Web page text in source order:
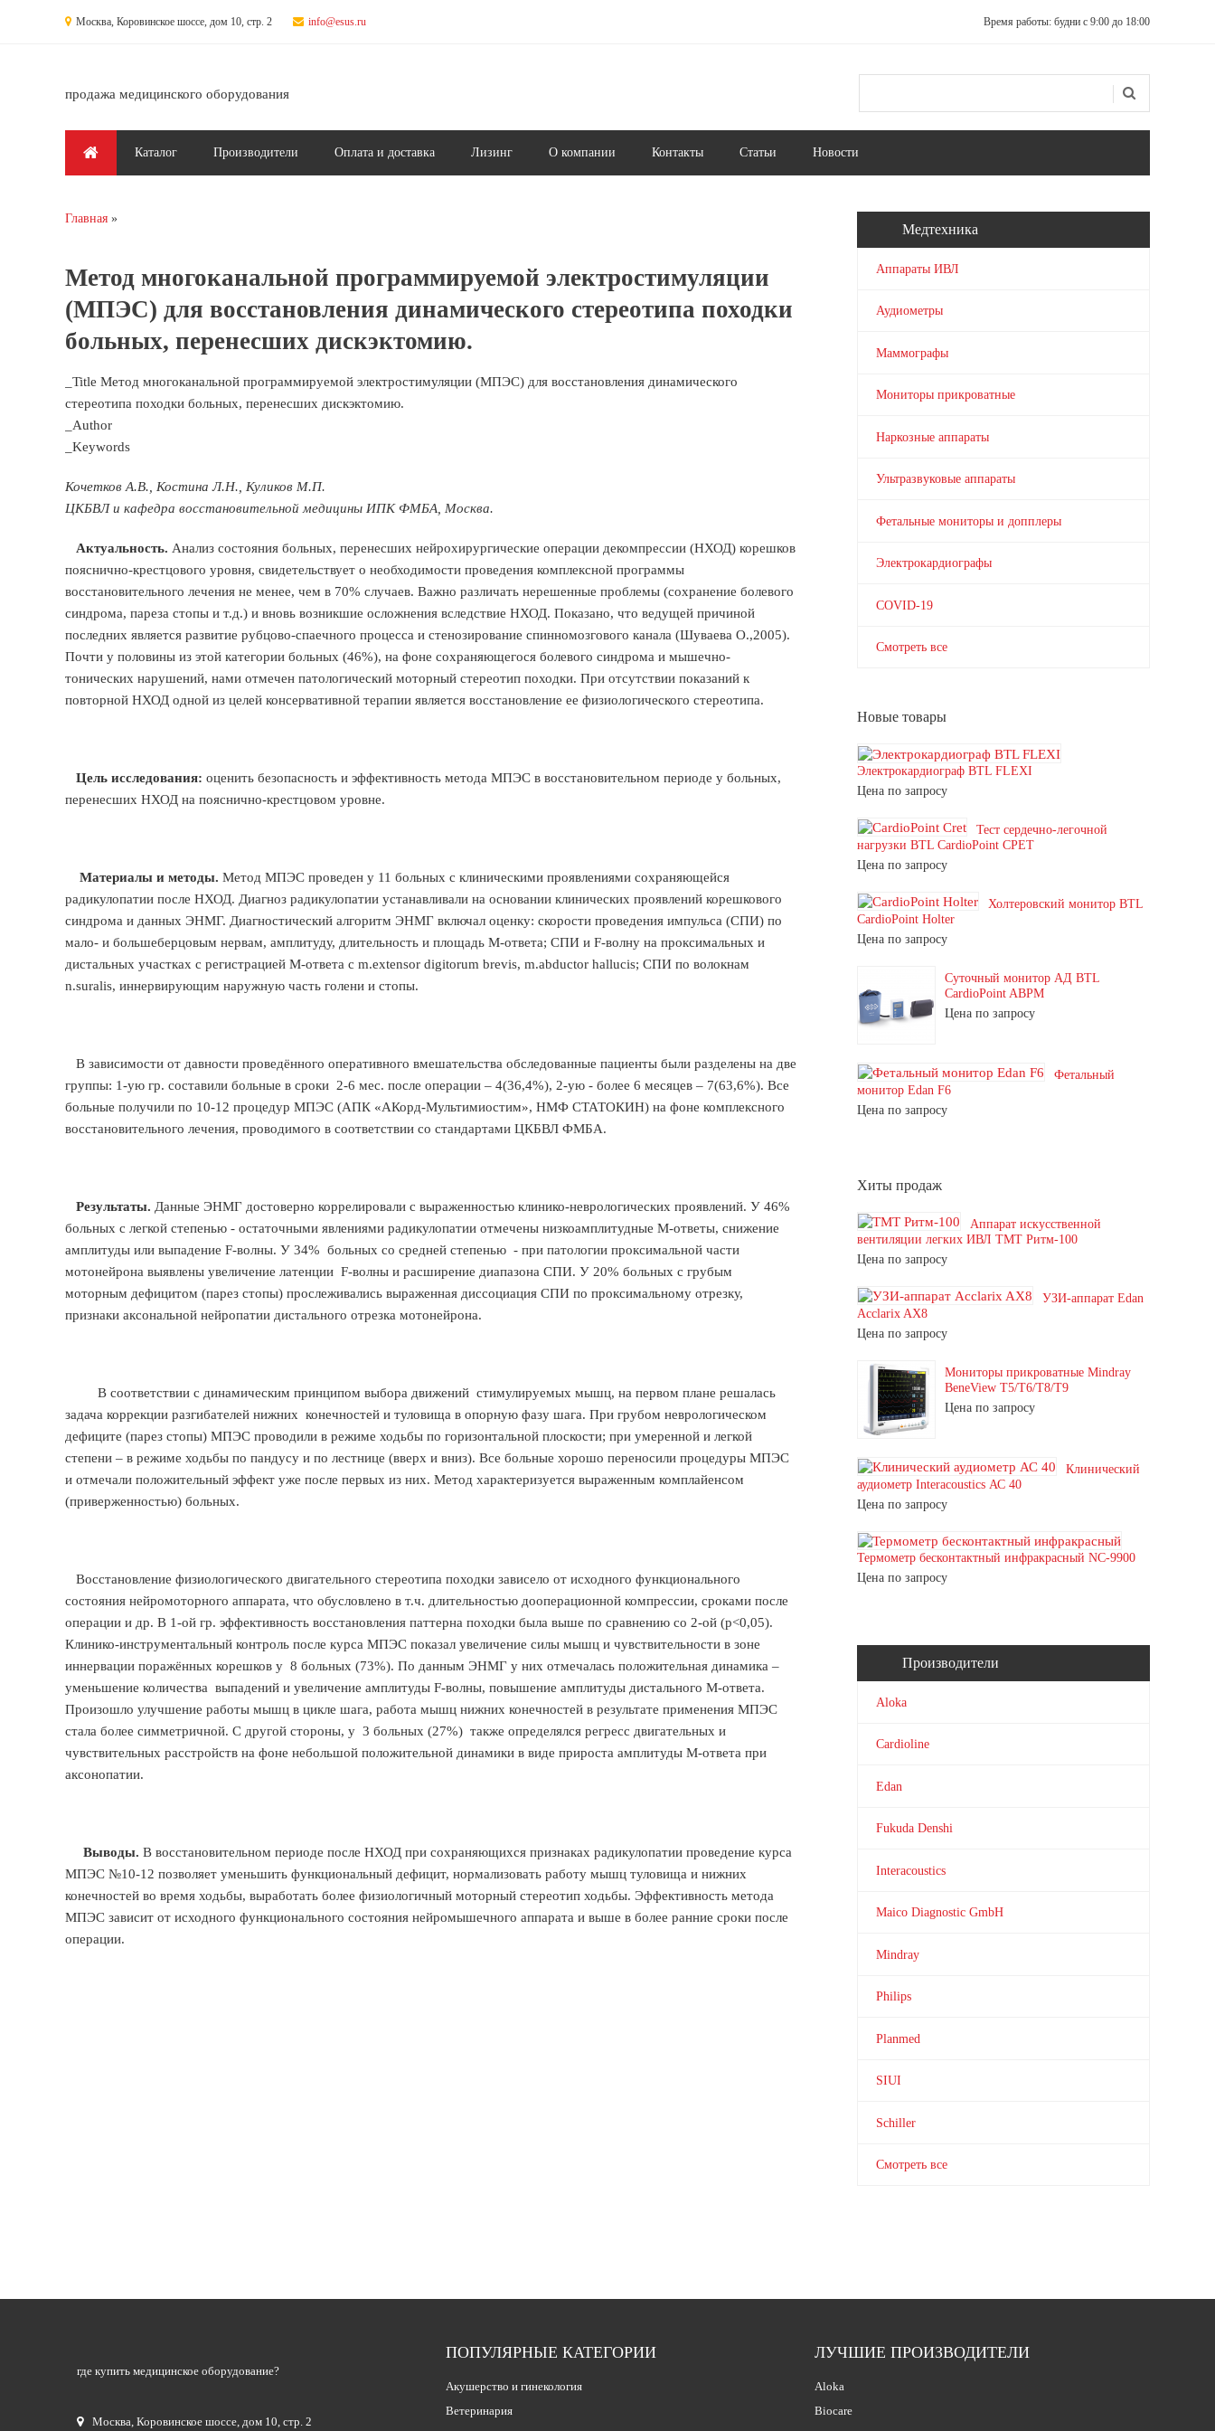
Москва, Коровинское шоссе, дом 10, стр. 2 info@esus.ru Время работы: будни с 9:00 до 18:00
продажа медицинского оборудования
Главное менюКаталог Производители Оплата и доставка Лизинг О компании Контакты Статьи Новости
Вы здесь
Главная
Метод многоканальной программируемой электростимуляции
(МПЭС) для восстановления динамического стереотипа походки
больных, перенесших дискэктомию.
_Title Метод многоканальной программируемой электростимуляции (МПЭС) для восстановления динамического
стереотипа походки больных, перенесших дискэктомию.
_Author
_Keywords
Кочетков А.В., Костина Л.Н., Куликов М.П.
ЦКБВЛ и кафедра восстановительной медицины ИПК ФМБА, Москва.
Актуальность. Анализ состояния больных, перенесших нейрохирургические операции декомпрессии (НХОД) корешков
пояснично-крестцового уровня, свидетельствует о необходимости проведения комплексной программы
восстановительного лечения не менее, чем в 70% случаев. Важно различать нерешенные проблемы (сохранение болевого
синдрома, пареза стопы и т.д.) и вновь возникшие осложнения вследствие НХОД. Показано, что ведущей причиной
последних является развитие рубцово-спаечного процесса и стенозирование спинномозгового канала (Шуваева О.,2005).
Почти у половины из этой категории больных (46%), на фоне сохраняющегося болевого синдрома и мышечно-
тонических нарушений, нами отмечен патологический моторный стереотип походки. При отсутствии показаний к
повторной НХОД одной из целей консервативной терапии является восстановление ее физиологического стереотипа.
Цель исследования: оценить безопасность и эффективность метода МПЭС в восстановительном периоде у больных,
перенесших НХОД на пояснично-крестцовом уровне.
Материалы и методы. Метод МПЭС проведен у 11 больных с клиническими проявлениями сохраняющейся
радикулопатии после НХОД. Диагноз радикулопатии устанавливали на основании клинических проявлений корешкового
синдрома и данных ЭНМГ. Диагностический алгоритм ЭНМГ включал оценку: скорости проведения импульса (СПИ) по
мало- и большеберцовым нервам, амплитуду, длительность и площадь М-ответа; СПИ и F-волну на проксимальных и
дистальных участках с регистрацией М-ответа с m.extensor digitorum brevis, m.abductor hallucis; СПИ по волокнам
n.suralis, иннервирующим наружную часть голени и стопы.
В зависимости от давности проведённого оперативного вмешательства обследованные пациенты были разделены на две
группы: 1-ую гр. составили больные в сроки 2-6 мес. после операции – 4(36,4%), 2-ую - более 6 месяцев – 7(63,6%). Все
больные получили по 10-12 процедур МПЭС (АПК «АКорд-Мультимиостим», НМФ СТАТОКИН) на фоне комплексного
восстановительного лечения, проводимого в соответствии со стандартами ЦКБВЛ ФМБА.
Результаты. Данные ЭНМГ достоверно коррелировали с выраженностью клинико-неврологических проявлений. У 46%
больных с легкой степенью - остаточными явлениями радикулопатии отмечены низкоамплитудные М-ответы, снижение
амплитуды или выпадение F-волны. У 34% больных со средней степенью - при патологии проксимальной части
мотонейрона выявлены увеличение латенции F-волны и расширение диапазона СПИ. У 20% больных с грубым
моторным дефицитом (парез стопы) прослеживались выраженная диссоциация СПИ по проксимальному отрезку,
признаки аксональной нейропатии дистального отрезка мотонейрона.
В соответствии с динамическим принципом выбора движений стимулируемых мышц, на первом плане решалась
задача коррекции разгибателей нижних конечностей и туловища в опорную фазу шага. При грубом неврологическом
дефиците (парез стопы) МПЭС проводили в режиме ходьбы по горизонтальной плоскости; при умеренной и легкой
степени – в режиме ходьбы по пандусу и по лестнице (вверх и вниз). Все больные хорошо переносили процедуры МПЭС
и отмечали положительный эффект уже после первых из них. Метод характеризуется выраженным комплайенсом
(приверженностью) больных.
Восстановление физиологического двигательного стереотипа походки зависело от исходного функционального
состояния нейромоторного аппарата, что обусловлено в т.ч. длительностью дооперационной компрессии, сроками после
операции и др. В 1-ой гр. эффективность восстановления паттерна походки была выше по сравнению со 2-ой (p<0,05).
Клинико-инструментальный контроль после курса МПЭС показал увеличение силы мышц и чувствительности в зоне
иннервации поражённых корешков у 8 больных (73%). По данным ЭНМГ у них отмечалась положительная динамика –
уменьшение количества выпадений и увеличение амплитуды F-волны, повышение амплитуды дистального М-ответа.
Произошло улучшение работы мышц в цикле шага, работа мышц нижних конечностей в результате применения МПЭС
стала более симметричной. С другой стороны, у 3 больных (27%) также определялся регресс двигательных и
чувствительных расстройств на фоне небольшой положительной динамики в виде прироста амплитуды М-ответа при
аксонопатии.
Выводы. В восстановительном периоде после НХОД при сохраняющихся признаках радикулопатии проведение курса
МПЭС №10-12 позволяет уменьшить функциональный дефицит, нормализовать работу мышц туловища и нижних
конечностей во время ходьбы, выработать более физиологичный моторный стереотип ходьбы. Эффективность метода
МПЭС зависит от исходного функционального состояния нейромышечного аппарата и выше в более ранние сроки после
операции.
Медтехника
Аппараты ИВЛ
Аудиометры
Маммографы
Мониторы прикроватные
Наркозные аппараты
Ультразвуковые аппараты
Фетальные мониторы и допплеры
Электрокардиографы
COVID-19
Смотреть все
Новые товары
Электрокардиограф BTL FLEXI
Цена по запросу
Тест сердечно-легочной
нагрузки BTL CardioPoint CPET
Цена по запросу
Холтеровский монитор BTL
CardioPoint Holter
Цена по запросу
Суточный монитор АД BTL
CardioPoint ABPM
Цена по запросу
Фетальный
монитор Edan F6
Цена по запросу
Хиты продаж
Аппарат искусственной
вентиляции легких ИВЛ ТМТ Ритм-100
Цена по запросу
УЗИ-аппарат Edan
Acclarix AX8
Цена по запросу
Мониторы прикроватные Mindray
BeneView T5/T6/T8/T9
Цена по запросу
Клинический
аудиометр Interacoustics АС 40
Цена по запросу
Термометр бесконтактный инфракрасный NC-9900
Цена по запросу
Производители
Aloka
Cardioline
Edan
Fukuda Denshi
Interacoustics
Maico Diagnostic GmbH
Mindray
Philips
Planmed
SIUI
Schiller
Смотреть все
где купить медицинское оборудование?
Москва, Коровинское шоссе, дом 10, стр. 2
ПОПУЛЯРНЫЕ КАТЕГОРИИ
Акушерство и гинекология
Ветеринария
ЛУЧШИЕ ПРОИЗВОДИТЕЛИ
Aloka
Biocare